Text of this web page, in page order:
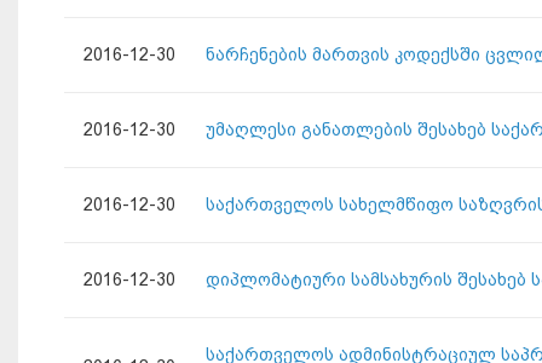
2016-12-30 ნარჩენების მართვის კოდექსში
2016-12-30 უმაღლესი განათლების შესახებ
2016-12-30 საქართველოს სახელმწიფო
2016-12-30 დიპლომატიური სამსახურის
საქართველოს ადმინისტრაციულ